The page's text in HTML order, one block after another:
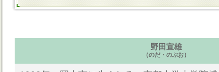
野田宣雄
（のだ・のぶお）